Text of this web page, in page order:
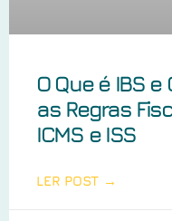
O Que é IBS
as Regras
ICMS e ISS
LER POST →